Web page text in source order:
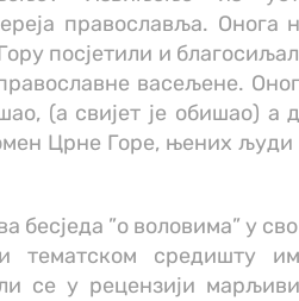
православља. Онога
посјетили и
васељене.
(а свијет је обишао) а
Црне Горе, њених људи
бесједа ”о воловима” у
тематском средишту
се у рецензији